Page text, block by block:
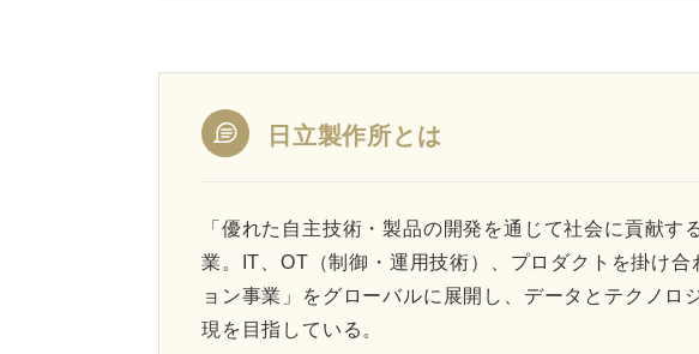
日立製作所とは
「優れた自主技術・製品の開発を通じて社会に貢献す
業。IT、OT（制御・運用技術）、プロダクトを掛け合
ョン事業」をグローバルに展開し、データとテクノロ
現を目指している。